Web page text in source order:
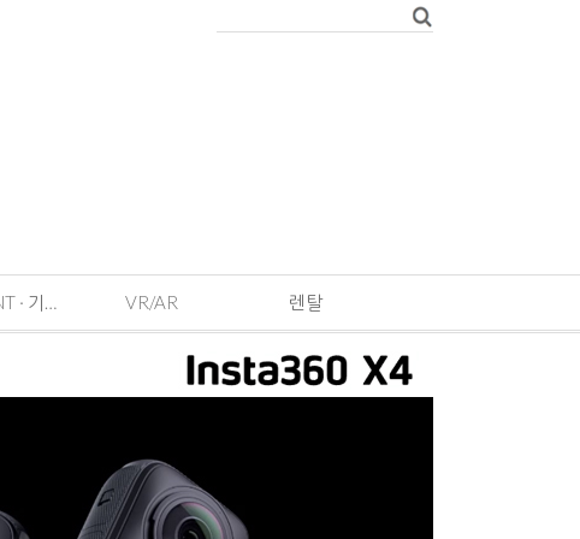
EVENT · 기획전 및 이벤트 VR/AR 렌탈